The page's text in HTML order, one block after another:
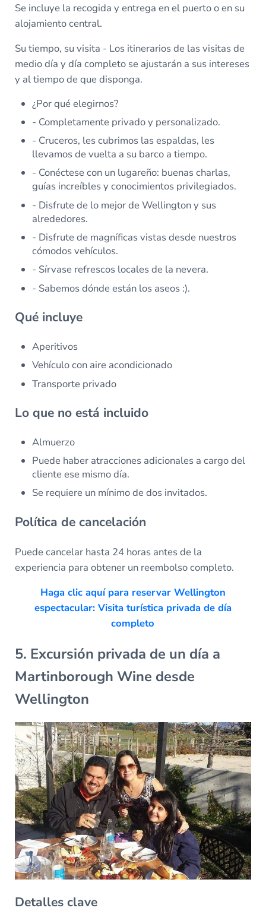
Se incluye la recogida y entrega en el puerto o en su
alojamiento central.
Su tiempo, su visita - Los itinerarios de las visitas de
medio día y día completo se ajustarán a sus intereses
y al tiempo de que disponga.
¿Por qué elegirnos?
- Completamente privado y personalizado.
- Cruceros, les cubrimos las espaldas, les
llevamos de vuelta a su barco a tiempo.
- Conéctese con un lugareño: buenas charlas,
guías increíbles y conocimientos privilegiados.
- Disfrute de lo mejor de Wellington y sus
alrededores.
- Disfrute de magníficas vistas desde nuestros
cómodos vehículos.
- Sírvase refrescos locales de la nevera.
- Sabemos dónde están los aseos :).
Qué incluye
Aperitivos
Vehículo con aire acondicionado
Transporte privado
Lo que no está incluido
Almuerzo
Puede haber atracciones adicionales a cargo del
cliente ese mismo día.
Se requiere un mínimo de dos invitados.
Política de cancelación
Puede cancelar hasta 24 horas antes de la
experiencia para obtener un reembolso completo.
Haga clic aquí para reservar Wellington
espectacular: Visita turística privada de día
completo
5. Excursión privada de un día a
Martinborough Wine desde
Wellington
Detalles clave